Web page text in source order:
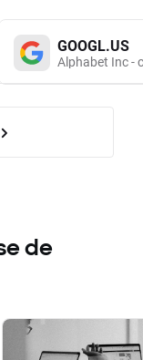
GOOGL.US
Alphabet Inc -
de